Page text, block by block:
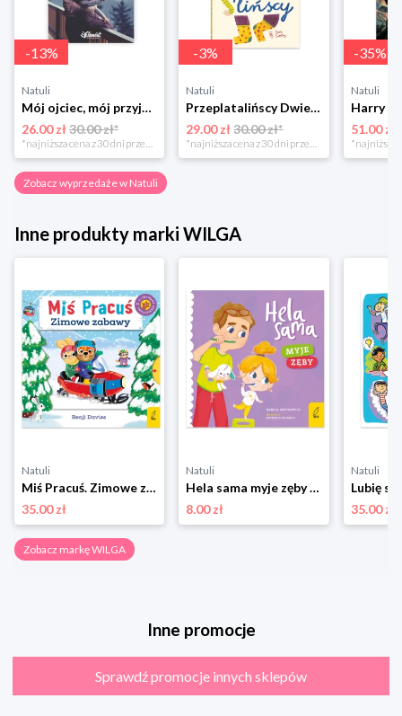
-13%
Natuli
Mój ojciec, mój przyjaciel Element
26.00 zł30.00 zł*
*najniższa cena z 30 dni przed obniżką
-3%
Natuli
Przeplatalińscy Dwie siostry
29.00 zł 30.00 zł*
*najniższa cena z 30 dni przed obniżką
-35%
Natuli
51.00 zł
Zobacz wyprzedaże w Natuli
Inne produkty marki WILGA
Natuli
Miś Pracuś. Zimowe zabawy Wilga
35.00 zł
Natuli
Hela sama myje zęby Wilga
8.00 zł
Natuli
Lubię
35.00 zł
Zobacz markę WILGA
Inne promocje
Sprawdź promocje innych sklepów